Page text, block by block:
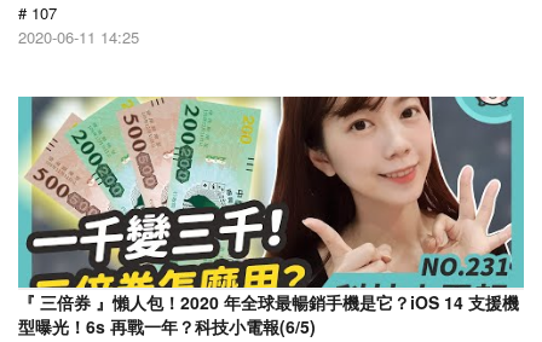
# 107
2020-06-11 14:25
『 三倍券 』懶人包！2020 年全球最暢銷手機是它？iOS 14 支援機
型曝光！6s 再戰一年？科技小電報(6/5)